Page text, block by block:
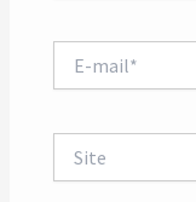
mail*